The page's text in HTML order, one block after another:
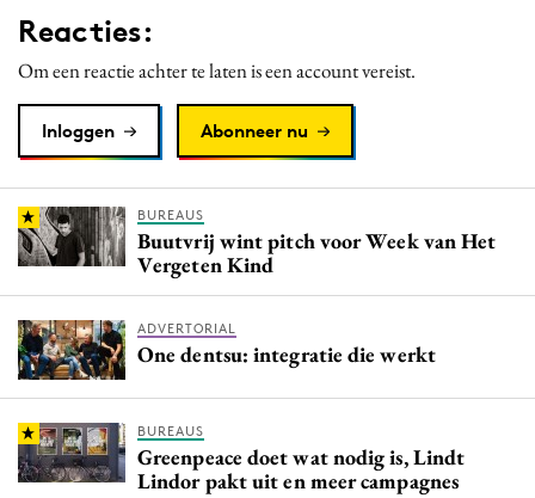
Merkstrategie
Purpose Marketing
Reputatie & crisis
Reacties:
Om een reactie achter te laten is een account vereist.
Inloggen Abonneer nu
BUREAUS
Buutvrij wint pitch voor Week van Het
Vergeten Kind
ADVERTORIAL
One dentsu: integratie die werkt
BUREAUS
Greenpeace doet wat nodig is, Lindt
Lindor pakt uit en meer campagnes